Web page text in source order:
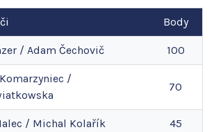
Body
/ Adam Čechovič 100
Komarzyniec /
70
/ Michal Kolařík 45